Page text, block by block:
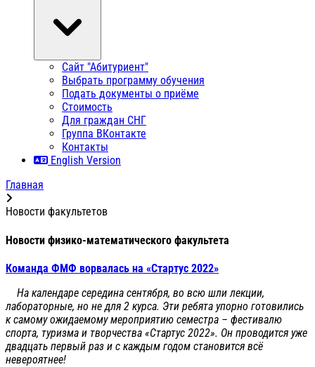
Сайт "Абитуриент"
Выбрать программу обучения
Подать документы о приёме
Стоимость
Для граждан СНГ
Группа ВКонтакте
Контакты
English Version
Главная
Новости факультетов
Новости физико-математического факультета
Команда ФМФ ворвалась на «Стартус 2022»
На календаре середина сентября, во всю шли лекции,
лабораторные, но не для 2 курса. Эти ребята упорно готовились
к самому ожидаемому мероприятию семестра – фестивалю
спорта, туризма и творчества «Стартус 2022». Он проводится уже
двадцать первый раз и с каждым годом становится всё
невероятнее!